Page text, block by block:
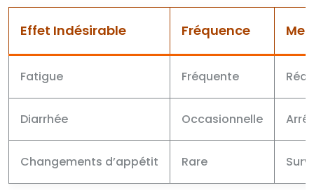
Effet Indésirable Fréquence
Fatigue Fréquente
Diarrhée Occasionnelle
Changements d’appétit Rare